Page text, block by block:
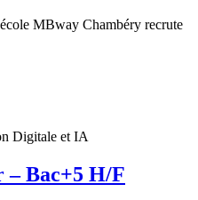
MBway Chambéry recrute
Digitale et IA
– Bac+5 H/F